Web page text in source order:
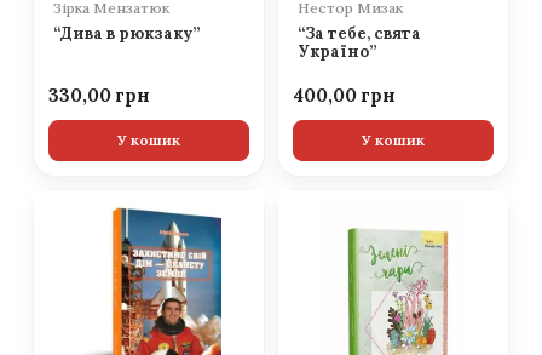
Зірка Мензатюк
“Дива в рюкзаку”
330,00
У кошик
Нестор Мизак
“За тебе, свята
Україно”
400,00
У кошик